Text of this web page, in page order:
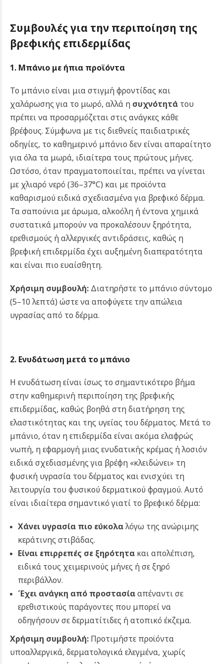
Συμβουλές για την περιποίηση της
βρεφικής επιδερμίδας
1. Μπάνιο με ήπια προϊόντα
Το μπάνιο είναι μια στιγμή φροντίδας και
χαλάρωσης για το μωρό, αλλά η συχνότητά του
πρέπει να προσαρμόζεται στις ανάγκες κάθε
βρέφους. Σύμφωνα με τις διεθνείς παιδιατρικές
οδηγίες, το καθημερινό μπάνιο δεν είναι απαραίτητο
για όλα τα μωρά, ιδιαίτερα τους πρώτους μήνες.
Ωστόσο, όταν πραγματοποιείται, πρέπει να γίνεται
με χλιαρό νερό (36–37°C) και με προϊόντα
καθαρισμού ειδικά σχεδιασμένα για βρεφικό δέρμα.
Τα σαπούνια με άρωμα, αλκοόλη ή έντονα χημικά
συστατικά μπορούν να προκαλέσουν ξηρότητα,
ερεθισμούς ή αλλεργικές αντιδράσεις, καθώς η
βρεφική επιδερμίδα έχει αυξημένη διαπερατότητα
και είναι πιο ευαίσθητη.
Χρήσιμη συμβουλή: Διατηρήστε το μπάνιο σύντομο
(5–10 λεπτά) ώστε να αποφύγετε την απώλεια
υγρασίας από το δέρμα.
2. Ενυδάτωση μετά το μπάνιο
Η ενυδάτωση είναι ίσως το σημαντικότερο βήμα
στην καθημερινή περιποίηση της βρεφικής
επιδερμίδας, καθώς βοηθά στη διατήρηση της
ελαστικότητας και της υγείας του δέρματος. Μετά το
μπάνιο, όταν η επιδερμίδα είναι ακόμα ελαφρώς
νωπή, η εφαρμογή μιας ενυδατικής κρέμας ή λοσιόν
ειδικά σχεδιασμένης για βρέφη «κλειδώνει» τη
φυσική υγρασία του δέρματος και ενισχύει τη
λειτουργία του φυσικού δερματικού φραγμού. Αυτό
είναι ιδιαίτερα σημαντικό γιατί το βρεφικό δέρμα:
Χάνει υγρασία πιο εύκολαλόγω της ανώριμης
κεράτινης στιβάδας.
Είναι επιρρεπές σε ξηρότητακαι απολέπιση,
ειδικά τους χειμερινούς μήνες ή σε ξηρό
περιβάλλον.
Έχει ανάγκη από προστασίααπέναντι σε
ερεθιστικούς παράγοντες που μπορεί να
οδηγήσουν σε δερματίτιδες ή ατοπικό έκζεμα.
Χρήσιμη συμβουλή: Προτιμήστε προϊόντα
υποαλλεργικά, δερματολογικά ελεγμένα, χωρίς